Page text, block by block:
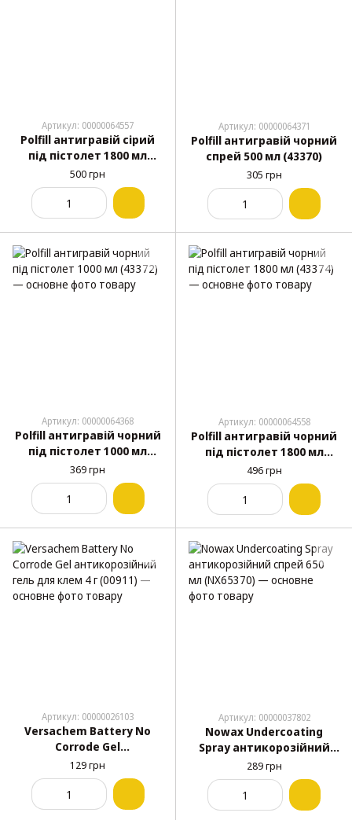
Артикул: 00000064557
Polfill антигравій сірий
під пістолет 1800 мл
(43375)
500 грн
Артикул: 00000064371
Polfill антигравій чорний
спрей 500 мл (43370)
305 грн
Артикул: 00000064368
Polfill антигравій чорний
під пістолет 1000 мл
(43372)
369 грн
Артикул: 00000064558
Polfill антигравій чорний
під пістолет 1800 мл
(43374)
496 грн
Артикул: 00000026103
Versachem Battery No
Corrode Gel
антикорозійний гель для
клем 4 г (00911)
129 грн
Артикул: 00000037802
Nowax Undercoating
Spray антикорозійний
спрей 650 мл (NX65370)
289 грн